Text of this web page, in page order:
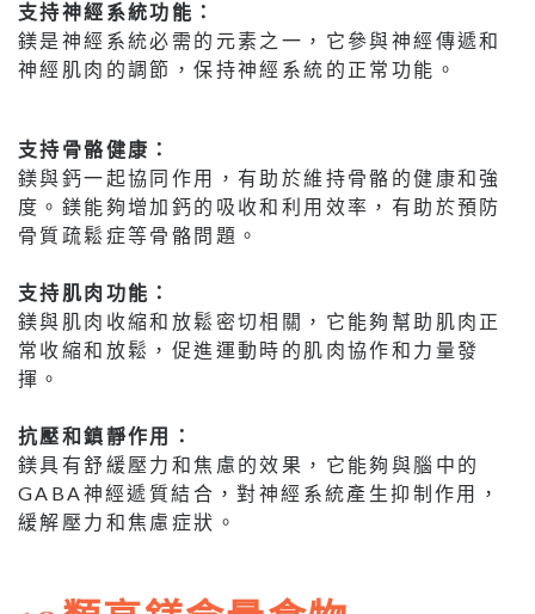
支持神經系統功能：
鎂是神經系統必需的元素之一，它參與神經傳遞和
神經肌肉的調節，保持神經系統的正常功能。
支持骨骼健康：
鎂與鈣一起協同作用，有助於維持骨骼的健康和強
度。鎂能夠增加鈣的吸收和利用效率，有助於預防
骨質疏鬆症等骨骼問題。
支持肌肉功能：
鎂與肌肉收縮和放鬆密切相關，它能夠幫助肌肉正
常收縮和放鬆，促進運動時的肌肉協作和力量發
揮。
抗壓和鎮靜作用：
鎂具有舒緩壓力和焦慮的效果，它能夠與腦中的
GABA神經遞質結合，對神經系統產生抑制作用，
緩解壓力和焦慮症狀。